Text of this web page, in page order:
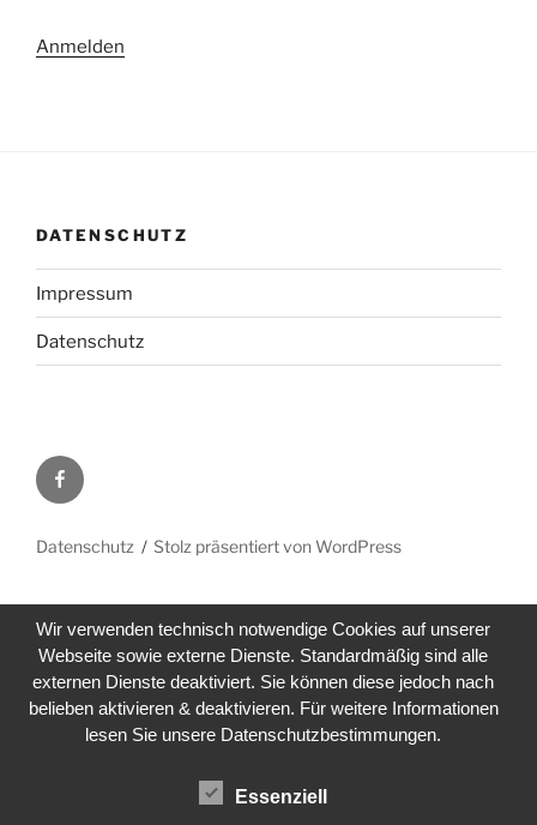
Anmelden
DATENSCHUTZ
Impressum
Datenschutz
Facebook
Datenschutz Stolz präsentiert von WordPress
Wir verwenden technisch notwendige Cookies auf unserer
Webseite sowie externe Dienste. Standardmäßig sind alle
externen Dienste deaktiviert. Sie können diese jedoch nach
belieben aktivieren & deaktivieren. Für weitere Informationen
lesen Sie unsere Datenschutzbestimmungen.
Essenziell